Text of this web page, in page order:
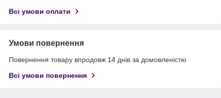
Всі умови оплати
Умови повернення
Повернення товару впродовж 14 днів за домовленістю
Всі умови повернення